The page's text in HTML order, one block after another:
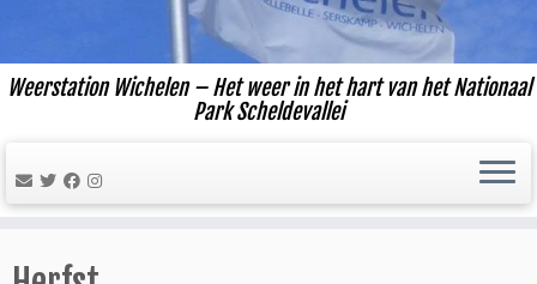
Weerstation Wichelen – Het weer in het hart van het Nationaal
Park Scheldevallei